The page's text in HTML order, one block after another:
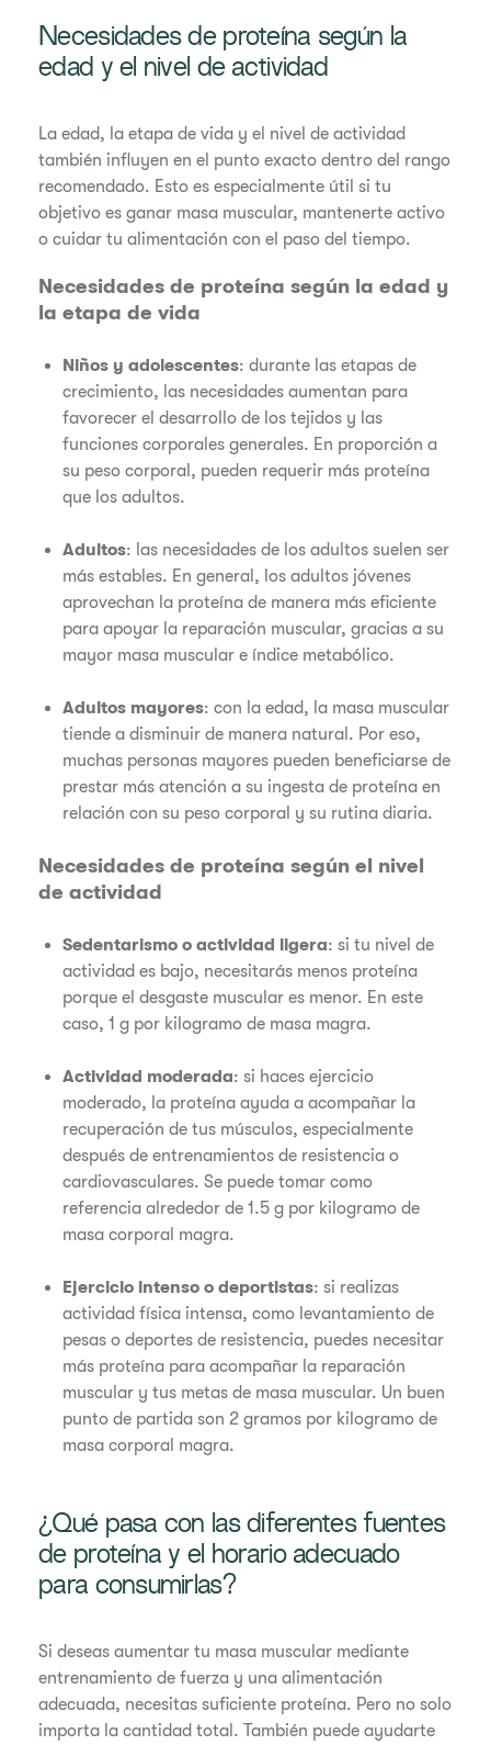
Necesidades de proteína según la
edad y el nivel de actividad
La edad, la etapa de vida y el nivel de actividad
también influyen en el punto exacto dentro del rango
recomendado. Esto es especialmente útil si tu
objetivo es ganar masa muscular, mantenerte activo
o cuidar tu alimentación con el paso del tiempo.
Necesidades de proteína según la edad y
la etapa de vida
Niños y adolescentes: durante las etapas de
crecimiento, las necesidades aumentan para
favorecer el desarrollo de los tejidos y las
funciones corporales generales. En proporción a
su peso corporal, pueden requerir más proteína
que los adultos.
Adultos: las necesidades de los adultos suelen ser
más estables. En general, los adultos jóvenes
aprovechan la proteína de manera más eficiente
para apoyar la reparación muscular, gracias a su
mayor masa muscular e índice metabólico.
Adultos mayores: con la edad, la masa muscular
tiende a disminuir de manera natural. Por eso,
muchas personas mayores pueden beneficiarse de
prestar más atención a su ingesta de proteína en
relación con su peso corporal y su rutina diaria.
Necesidades de proteína según el nivel
de actividad
Sedentarismo o actividad ligera: si tu nivel de
actividad es bajo, necesitarás menos proteína
porque el desgaste muscular es menor. En este
caso, 1 g por kilogramo de masa magra.
Actividad moderada: si haces ejercicio
moderado, la proteína ayuda a acompañar la
recuperación de tus músculos, especialmente
después de entrenamientos de resistencia o
cardiovasculares. Se puede tomar como
referencia alrededor de 1.5 g por kilogramo de
masa corporal magra.
Ejercicio intenso o deportistas: si realizas
actividad física intensa, como levantamiento de
pesas o deportes de resistencia, puedes necesitar
más proteína para acompañar la reparación
muscular y tus metas de masa muscular. Un buen
punto de partida son 2 gramos por kilogramo de
masa corporal magra.
¿Qué pasa con las diferentes fuentes
de proteína y el horario adecuado
para consumirlas?
Si deseas aumentar tu masa muscular mediante
entrenamiento de fuerza y una alimentación
adecuada, necesitas suficiente proteína. Pero no solo
importa la cantidad total. También puede ayudarte